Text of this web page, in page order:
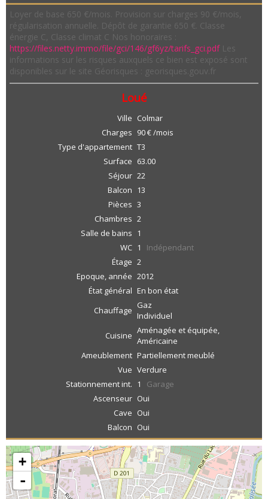
Loyer de base 650 €/mois. Provision sur charges 90 €/mois,
régularisation annuelle. Dépôt de garantie 650 €. Classe
énergie C, Classe climat C Nos honoraires :
https://files.netty.immo/file/gci/146/gf6yz/tarifs_gci.pdfLes
informations sur les risques auxquels ce bien est exposé sont
disponibles sur le site Géorisques : georisques.gouv.fr
Loué
Ville Colmar
Charges 90 € /mois
Type d'appartement T3
Surface 63.00
Séjour 22
Balcon 13
Pièces 3
Chambres 2
Salle de bains 1
WC 1 Indépendant
Étage 2
Epoque, année 2012
État général En bon état
Chauffage Gaz
Individuel
Cuisine Aménagée et équipée,
Américaine
Ameublement Partiellement meublé
Vue Verdure
Stationnement int. 1 Garage
Ascenseur Oui
Cave Oui
Balcon Oui
+
-